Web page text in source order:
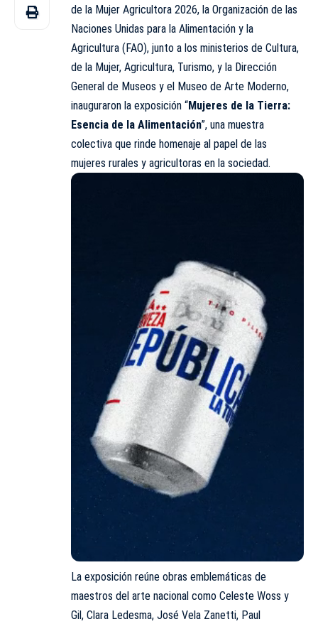
de la Mujer Agricultora 2026, la Organización de las
Naciones Unidas para la Alimentación y la
Agricultura (FAO), junto a los ministerios de Cultura,
de la Mujer, Agricultura, Turismo, y la Dirección
General de Museos y el Museo de Arte Moderno,
inauguraron la exposición “Mujeres de la Tierra:
Esencia de la Alimentación”, una muestra
colectiva que rinde homenaje al papel de las
mujeres rurales y agricultoras en la sociedad.
La exposición reúne obras emblemáticas de
maestros del arte nacional como Celeste Woss y
Gil, Clara Ledesma, José Vela Zanetti, Paul